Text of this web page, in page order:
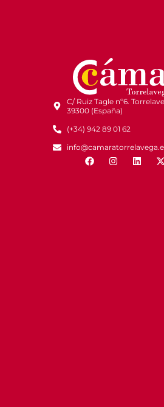
C/ Ruiz Tagle nº6.
39300 (España)
(+34) 942 89 01 62